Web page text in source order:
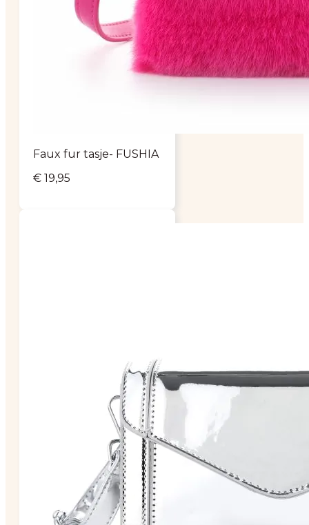
Faux fur tasje- FUSHIA
€ 19,95